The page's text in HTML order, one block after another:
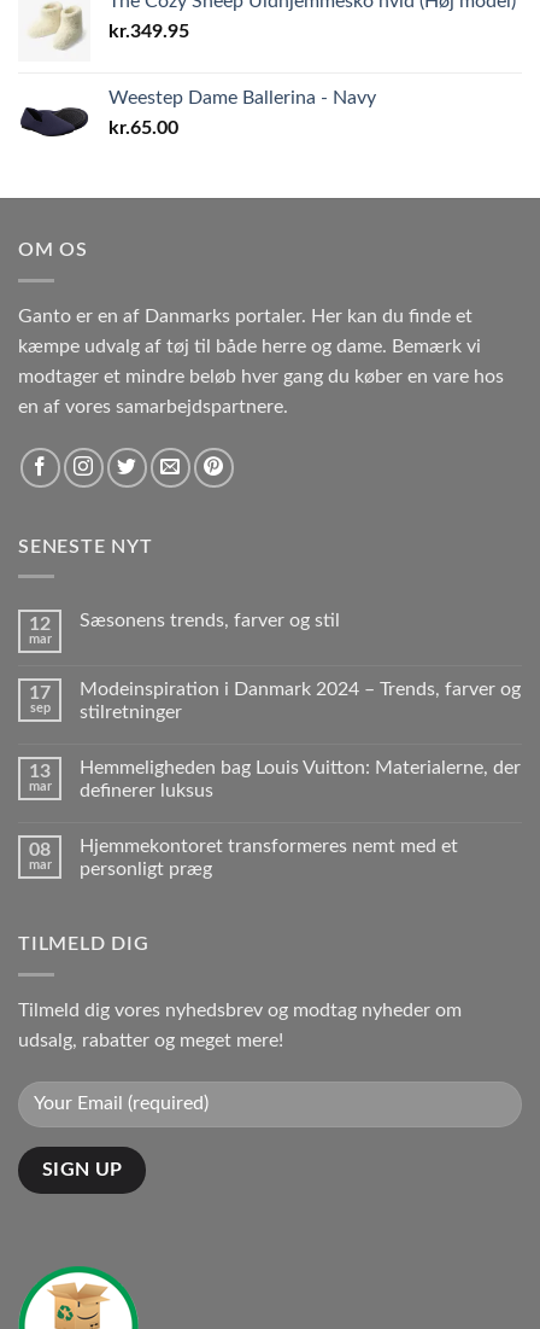
kr.349.95
Weestep Dame Ballerina - Navy
kr.65.00
OM OS
Ganto er en af Danmarks portaler. Her kan du finde et
kæmpe udvalg af tøj til både herre og dame. Bemærk vi
modtager et mindre beløb hver gang du køber en vare hos
en af vores samarbejdspartnere.
SENESTE NYT
12
mar
Sæsonens trends, farver og stil
17
sep
Modeinspiration i Danmark 2024 – Trends, farver og
stilretninger
13
mar
Hemmeligheden bag Louis Vuitton: Materialerne, der
definerer luksus
08
mar
Hjemmekontoret transformeres nemt med et
personligt præg
TILMELD DIG
Tilmeld dig vores nyhedsbrev og modtag nyheder om
udsalg, rabatter og meget mere!